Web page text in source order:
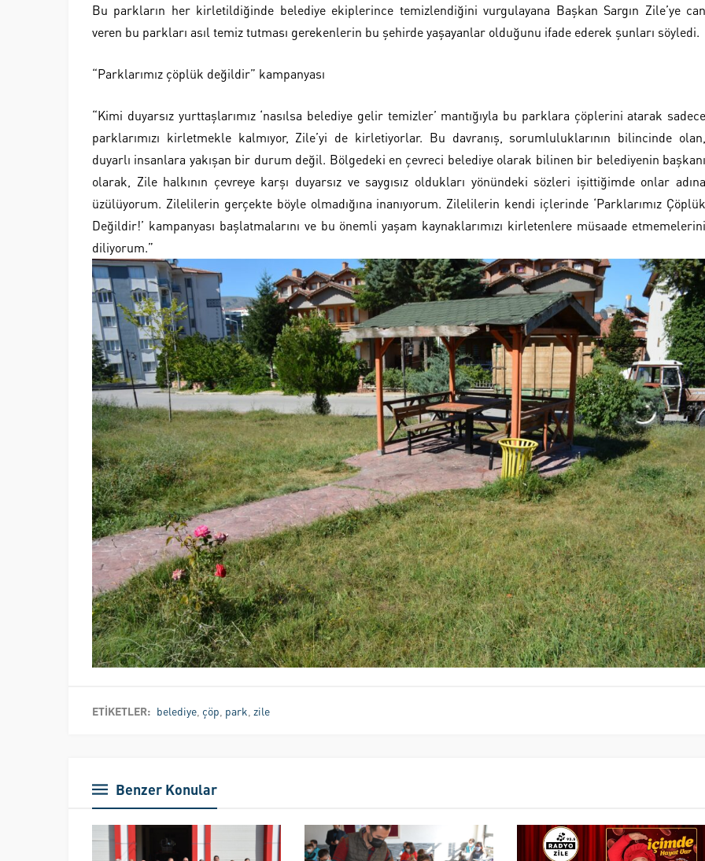
Bu parkların her kirletildiğinde belediye ekiplerince temizlendiğini vurgulayana Başkan Sargın Zile’ye can
veren bu parkları asıl temiz tutması gerekenlerin bu şehirde yaşayanlar olduğunu ifade ederek şunları söyledi.
“Parklarımız çöplük değildir” kampanyası
“Kimi duyarsız yurttaşlarımız ‘nasılsa belediye gelir temizler’ mantığıyla bu parklara çöplerini atarak sadece
parklarımızı kirletmekle kalmıyor, Zile’yi de kirletiyorlar. Bu davranış, sorumluluklarının bilincinde olan,
duyarlı insanlara yakışan bir durum değil. Bölgedeki en çevreci belediye olarak bilinen bir belediyenin başkanı
olarak, Zile halkının çevreye karşı duyarsız ve saygısız oldukları yönündeki sözleri işittiğimde onlar adına
üzülüyorum. Zilelilerin gerçekte böyle olmadığına inanıyorum. Zilelilerin kendi içlerinde ‘Parklarımız Çöplük
Değildir!’ kampanyası başlatmalarını ve bu önemli yaşam kaynaklarımızı kirletenlere müsaade etmemelerini
diliyorum.”
ETİKETLER: belediye çöp park zile
Benzer Konular